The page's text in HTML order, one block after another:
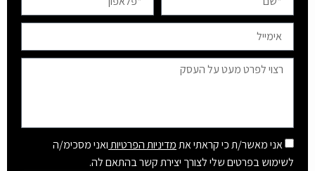
אני מאשר/ת כי קראתי אתמדיניות הפרטיותואני מסכימ/ה
לשימוש בפרטים שלי לצורך יצירת קשר בהתאם לה.